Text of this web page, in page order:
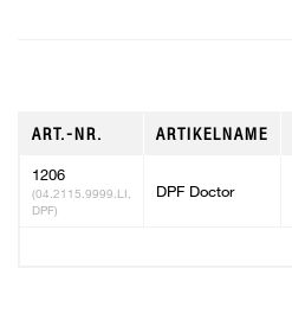
ART.-NR. ARTIKELNAME
1206
(04.2115.9999.LI,
DPF)
DPF Doctor